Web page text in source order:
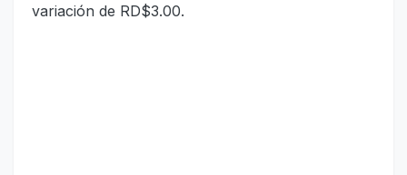
variación de RD$3.00.